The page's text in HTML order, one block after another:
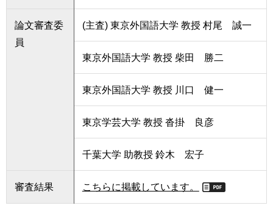
論文審査委
員
(主査) 東京外国語大学 教授 村尾 誠一
東京外国語大学 教授 柴田 勝二
東京外国語大学 教授 川口 健一
東京学芸大学 教授 沓掛 良彦
千葉大学 助教授 鈴木 宏子
審査結果 こちらに掲載しています。